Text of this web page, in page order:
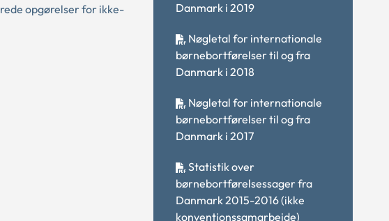
opgørelser for ikke-
Danmark i 2019
Nøgletal for internationale
børnebortførelser til og fra
Danmark i 2018
Nøgletal for internationale
børnebortførelser til og fra
Danmark i 2017
Statistik over
børnebortførelsessager fra
Danmark 2015-2016 (ikke
konventionssamarbejde)